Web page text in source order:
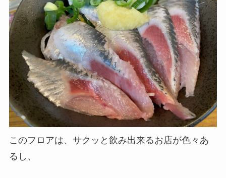
このフロアは、サクッと飲み出来るお店が色々あ
るし、